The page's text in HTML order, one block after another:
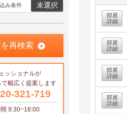
部屋
詳細
部屋
詳細
部屋
詳細
部屋
詳細
15分以内
当社限定物件
件
み条件 未選択
再検索
ッショナルが
て幅広く提案します
321-719
9:30~18:00